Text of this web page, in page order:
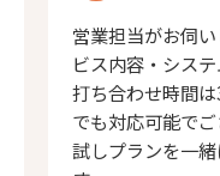
営業担当がお伺
ビス内容・シス
打ち合わせ時間
でも対応可能で
試しプランを一